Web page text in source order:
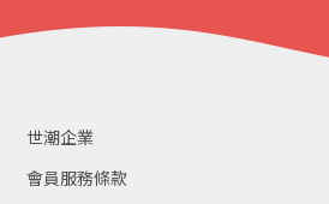
世潮企業
會員服務條款